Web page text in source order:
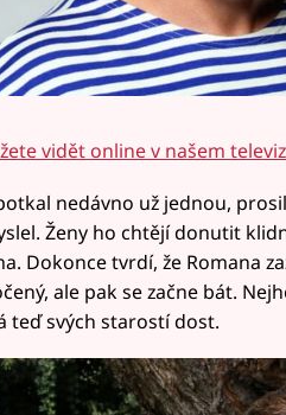
vidět online v našem
nedávno už jednou,
Ženy ho chtějí donutit
Dokonce tvrdí, že Romana
ale pak se začne bát.
teď svých starostí dost.